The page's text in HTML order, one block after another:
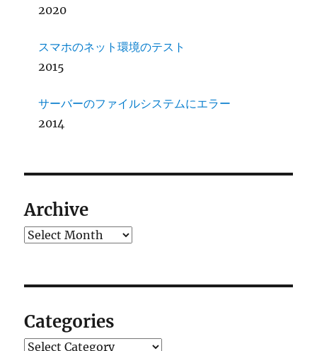
2020
スマホのネット環境のテスト
2015
サーバーのファイルシステムにエラー
2014
Archive
Archives
Categories
Categories